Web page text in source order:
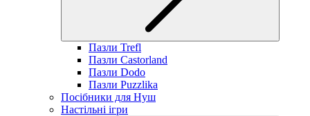
Пазли Trefl
Пазли Castorland
Пазли Dodo
Пазли Puzzlika
Посібники для Нуш
Настільні ігри